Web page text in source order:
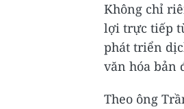
Không chỉ
lợi trực tiếp
phát triển
văn hóa bản
Theo ông